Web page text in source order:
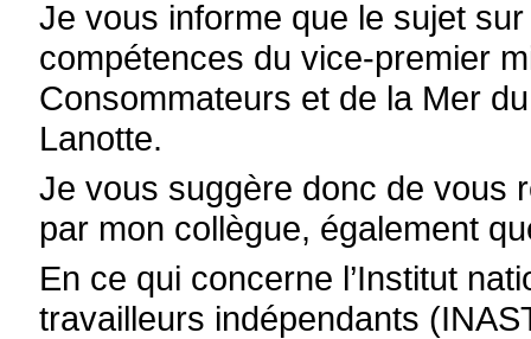
Je vous informe que le sujet
compétences du vice-premier
Consommateurs et de la Mer
Lanotte.
Je vous suggère donc de vous
par mon collègue, également
En ce qui concerne l’Institut
travailleurs indépendants